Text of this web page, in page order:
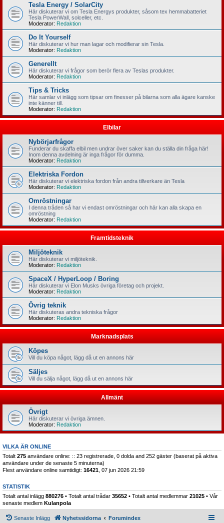
Tesla Energy / SolarCity
Här diskuterar vi om Tesla Energys produkter, såsom tex hemmabatteriet
Tesla PowerWall, solceller, etc.
Moderator: Redaktion
Do It Yourself
Här diskuterar vi hur man lagar och modifierar sin Tesla.
Moderator: Redaktion
Generellt
Här diskuterar vi frågor som berör flera av Teslas produkter.
Moderator: Redaktion
Tips & Tricks
Här samlar vi inlägg som tipsar om finesser på bilarna som alla ägare kanske
inte känner till.
Moderator: Redaktion
Elbilar
Nybörjarfrågor
Funderar du skaffa elbil men undrar över saker kan du ställa din fråga här!
Inom denna avdelning är inga frågor för dumma.
Moderator: Redaktion
Elektriska Fordon
Här diskuterar vi elektriska fordon från andra tillverkare än Tesla
Moderator: Redaktion
Omröstningar
I denna tråden så har vi endast omröstningar och här kan alla skapa en
omröstning
Moderator: Redaktion
Framtidsteknik
Miljöteknik
Här diskuterar vi miljöteknik.
Moderator: Redaktion
SpaceX / HyperLoop / Boring
Här diskuterar vi Elon Musks övriga företag och projekt.
Moderator: Redaktion
Övrig teknik
Här diskuteras andra tekniska frågor
Moderator: Redaktion
Marknadsplats
Köpes
Vill du köpa något, lägg då ut en annons här
Säljes
Vill du sälja något, lägg då ut en annons här
Allmänt
Övrigt
Här diskuterar vi övriga ämnen.
Moderator: Redaktion
VILKA ÄR ONLINE
Totalt 275 användare online: :: 23 registrerade, 0 dolda and 252 gäster (baserat på aktiva
användare under de senaste 5 minuterna)
Flest användare online samtidigt: 16421 , 07 jun 2026 21:59
STATISTIK
Totalt antal inlägg 880276 • Totalt antal trådar 35652 • Totalt antal medlemmar 21025 • Vår
senaste medlem Kulanpola
Senaste Inlägg Nyhetssidorna Forumindex